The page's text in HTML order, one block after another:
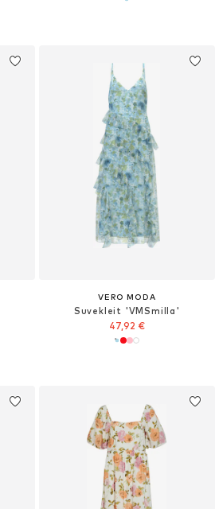
VERO MODA
Suvekleit 'VMSmilla'
47,92 €